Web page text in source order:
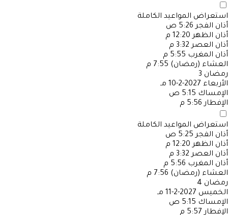
استعراض المواعيد الكاملة
أذان الفجر 5:26 ص
أذان الظهر 12:20 م
أذان العصر 3:32 م
أذان المغرب 5:55 م
العشاء (رمضان) 7:55 م
رمضان 3
الأربعاء 2027-2-10 مـ
الإمساك 5:15 ص
الإفطار 5:56 م
استعراض المواعيد الكاملة
أذان الفجر 5:25 ص
أذان الظهر 12:20 م
أذان العصر 3:32 م
أذان المغرب 5:56 م
العشاء (رمضان) 7:56 م
رمضان 4
الخميس 2027-2-11 مـ
الإمساك 5:15 ص
الإفطار 5:57 م